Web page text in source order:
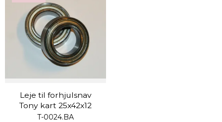
Leje til forhjulsnav
Tony kart 25x42x12
T-0024.BA